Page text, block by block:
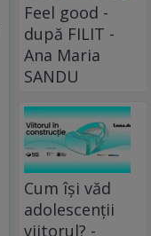
Feel good -
după FILIT -
Ana Maria
SANDU
Cum își văd
adolescenții
viitorul? -